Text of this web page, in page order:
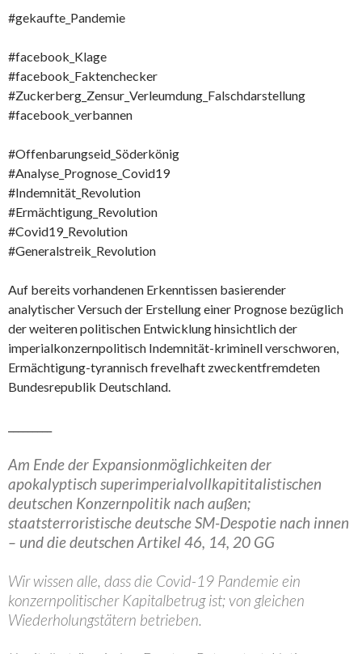
#gekaufte_Pandemie
#facebook_Klage
#facebook_Faktenchecker
#Zuckerberg_Zensur_Verleumdung_Falschdarstellung
#facebook_verbannen
#Offenbarungseid_Söderkönig
#Analyse_Prognose_Covid19
#Indemnität_Revolution
#Ermächtigung_Revolution
#Covid19_Revolution
#Generalstreik_Revolution
Auf bereits vorhandenen Erkenntissen basierender
analytischer Versuch der Erstellung einer Prognose bezüglich
der weiteren politischen Entwicklung hinsichtlich der
imperialkonzernpolitisch Indemnität-kriminell verschworen,
Ermächtigung-tyrannisch frevelhaft zweckentfremdeten
Bundesrepublik Deutschland.
Am Ende der Expansionmöglichkeiten der
apokalyptisch superimperialvollkapititalistischen
deutschen Konzernpolitik nach außen;
staatsterroristische deutsche SM-Despotie nach innen
– und die deutschen Artikel 46, 14, 20 GG
Wir wissen alle, dass die Covid-19 Pandemie ein
konzernpolitischer Kapitalbetrug ist; von gleichen
Wiederholungstätern betrieben.